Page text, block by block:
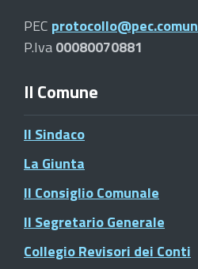
PEC
P.Iva00080070881
Il Comune
Il Sindaco
La Giunta
Il Consiglio Comunale
Il Segretario Generale
Collegio Revisori dei Conti